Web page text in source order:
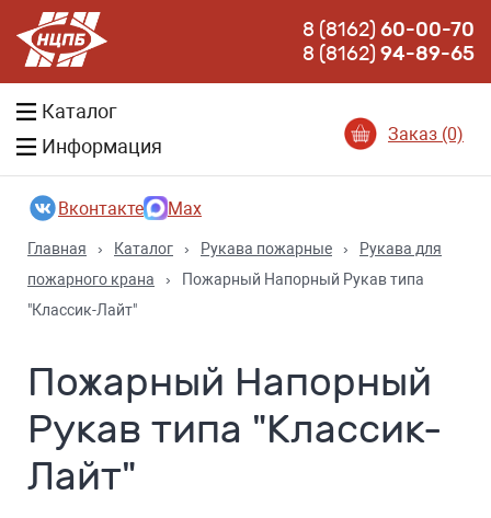
8 (8162)60-00-70
8 (8162)94-89-65
Каталог
Информация
Заказ (0)
Вконтакте Max
Главная › Каталог › Рукава пожарные ›
Рукава для
пожарного крана
›
Пожарный Напорный Рукав типа
"Классик-Лайт"
Пожарный Напорный
Рукав типа "Классик-
Лайт"